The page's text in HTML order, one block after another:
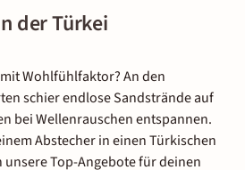
der Türkei
Wohlfühlfaktor? An den
schier endlose Sandstrände auf
bei Wellenrauschen entspannen.
Abstecher in einen Türkischen
unsere Top-Angebote für deinen